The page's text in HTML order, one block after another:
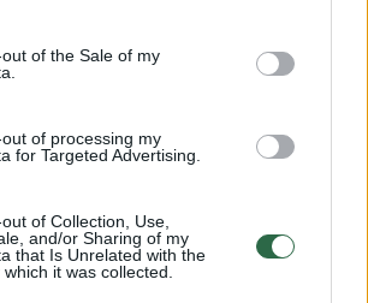
of the Sale of my
of processing my
for Targeted Advertising.
of Collection, Use,
and/or Sharing of my
that Is Unrelated with the
it was collected.